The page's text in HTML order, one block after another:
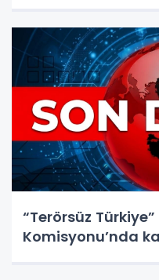
“Terörsüz
Komisyonu’nda